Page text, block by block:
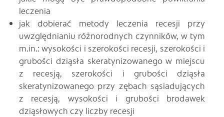
leczenia
jak dobierać metody leczenia recesji przy
uwzględnianiu różnorodnych czynników, w tym
m.in.: wysokości i szerokości recesji, szerokości i
grubości dziąsła skeratynizowanego w miejscu
z recesją, szerokości i grubości dziąsła
skeratynizowanego przy zębach sąsiadujących
z recesją, wysokości i grubości brodawek
dziąsłowych czy liczby recesji